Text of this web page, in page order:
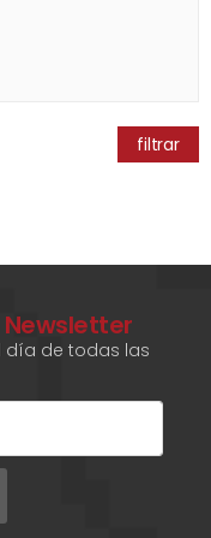
filtrar
día de todas las